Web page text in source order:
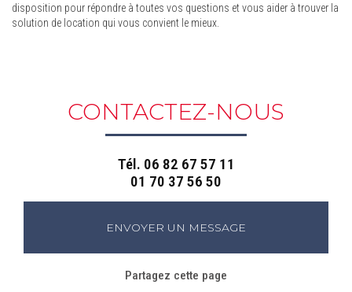
disposition pour répondre à toutes vos questions et vous aider à trouver la
solution de location qui vous convient le mieux.
CONTACTEZ-NOUS
Tél. 06 82 67 57 11
01 70 37 56 50
ENVOYER UN MESSAGE
Partagez cette page